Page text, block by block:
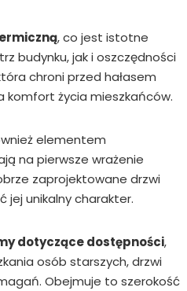
, co jest istotne
budynku, jak i oszczędności
chroni przed hałasem
komfort życia mieszkańców.
elementem
na pierwsze wrażenie
zaprojektowane drzwi
jej unikalny charakter.
dotyczące dostępności,
osób starszych, drzwi
Obejmuje to szerokość